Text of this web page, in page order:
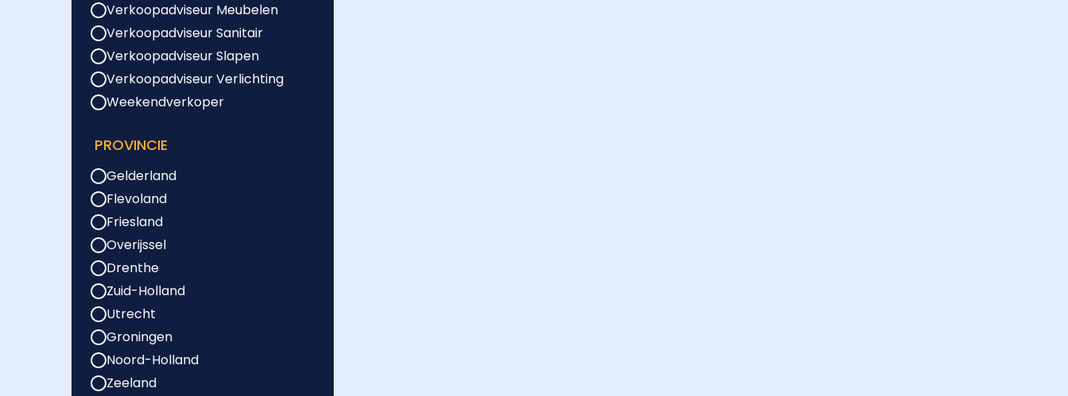
Verkoopadviseur Meubelen
Verkoopadviseur Sanitair
Verkoopadviseur Slapen
Verkoopadviseur Verlichting
Weekendverkoper
PROVINCIE
Gelderland
Flevoland
Friesland
Overijssel
Drenthe
Zuid-Holland
Utrecht
Groningen
Noord-Holland
Zeeland